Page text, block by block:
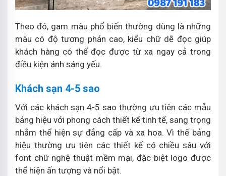
Theo đó, gam màu phổ biến thường dùng là những
màu có độ tương phản cao, kiểu chữ dễ đọc giúp
khách hàng có thể đọc được từ xa ngay cả trong
điều kiện ánh sáng yếu.
Khách sạn 4-5 sao
Với các khách sạn 4-5 sao thường ưu tiên các mẫu
bảng hiệu với phong cách thiết kế tinh tế, sang trọng
nhằm thể hiện sự đẳng cấp và xa hoa. Vì thế bảng
hiệu thường ưu tiên các thiết kế có chiều sâu với
font chữ nghệ thuật mềm mại, đặc biệt logo được
thể hiện ấn tượng và nổi bật.